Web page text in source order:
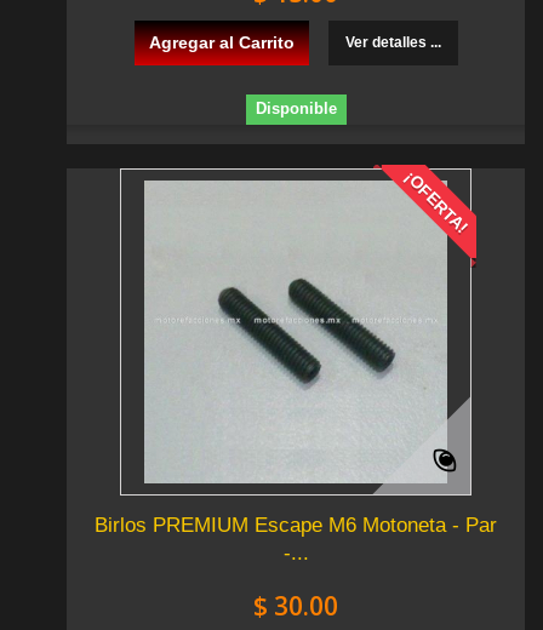
Agregar al Carrito Ver detalles ...
Disponible
¡OFERTA!
Birlos PREMIUM Escape M6 Motoneta - Par
-...
$ 30.00